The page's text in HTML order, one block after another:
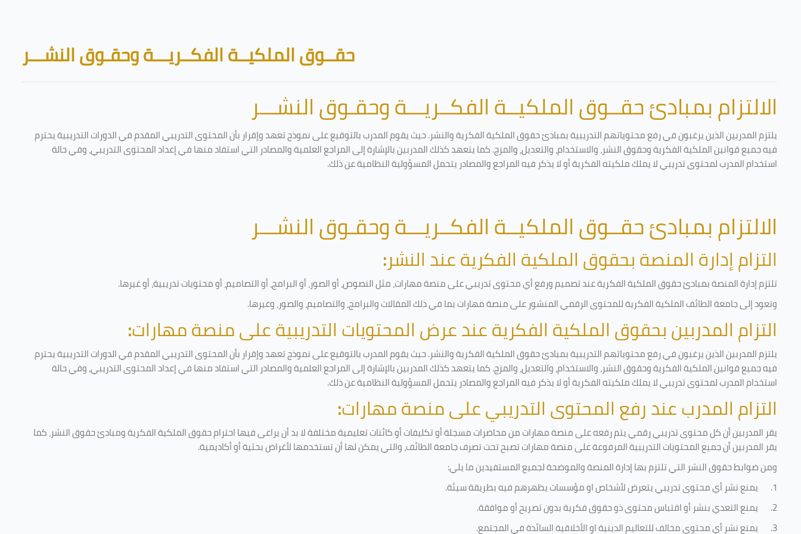
Blocks
حقــوق الملكيــة الفكــريـــة وحقـوق النشـــر
الالتزام بمبادئ حقــوق الملكيــة الفكــريـــة وحقـوق النشـــر
يلتزم المدربين الذين يرغبون في رفع محتوياتهم التدريبية بمبادئ حقوق الملكية الفكرية والنشر. حيث يقوم المدرب بالتوقيع على نموذج تعهد وإقرار بأن المحتوى التدريبي المقدم في الدورات التدريبية يحترم
فيه جميع قوانين الملكية الفكرية وحقوق النشر، والاستخدام، والتعديل، والمزج. كما يتعهد كذلك المدربين بالإشارة إلى المراجع العلمية والمصادر التي استفاد منها في إعداد المحتوى التدريبي، وفي حالة
استخدام المدرب لمحتوى تدريبي لا يملك ملكيته الفكرية أو لا يذكر فيه المراجع والمصادر يتحمل المسؤولية النظامية عن ذلك.
الالتزام بمبادئ حقــوق الملكيــة الفكــريـــة وحقـوق النشـــر
التزام إدارة المنصة بحقوق الملكية الفكرية عند النشر:
تلتزم إدارة المنصة بمبادئ حقوق الملكية الفكرية عند تصميم ورفع أي محتوى تدريبي على منصة مهارات، مثل النصوص، أو الصور، أو البرامج، أو التصاميم، أو محتويات تدريبية، أو غيرها.
وتعود إلى جامعة الطائف الملكية الفكرية للمحتوى الرقمي المنشور على منصة مهارات بما في ذلك المقالات والبرامج، والتصاميم، والصور، وغيرها.
التزام المدربين بحقوق الملكية الفكرية عند عرض المحتويات التدريبية على منصة مهارات:
يلتزم المدربين الذين يرغبون في رفع محتوياتهم التدريبية بمبادئ حقوق الملكية الفكرية والنشر. حيث يقوم المدرب بالتوقيع على نموذج تعهد وإقرار بأن المحتوى التدريبي المقدم في الدورات التدريبية يحترم
فيه جميع قوانين الملكية الفكرية وحقوق النشر، والاستخدام، والتعديل، والمزج. كما يتعهد كذلك المدربين بالإشارة إلى المراجع العلمية والمصادر التي استفاد منها في إعداد المحتوى التدريبي، وفي حالة
استخدام المدرب لمحتوى تدريبي لا يملك ملكيته الفكرية أو لا يذكر فيه المراجع والمصادر يتحمل المسؤولية النظامية عن ذلك.
التزام المدرب عند رفع المحتوى التدريبي على منصة مهارات:
يقر المدربين أن كل محتوى تدريبي رقمي يتم رفعه على منصة مهارات من محاضرات مسجلة أو تكليفات أو كائنات تعليمية مختلفة لا بد أن يراعى فيها احترام حقوق الملكية الفكرية ومبادئ حقوق النشر، كما
يقر المدربين أن جميع المحتويات التدريبية المرفوعة على منصة مهارات تصبح تحت تصرف جامعة الطائف، والتي يمكن لها أن تستخدمها لأغراض بحثية أو أكاديمية.
ومن ضوابط حقوق النشر التي تلتزم بها إدارة المنصة والموضحة لجميع المستفيدين ما يلي:
1.
يمنع نشر أي محتوى تدريبي يتعرض لأشخاص او مؤسسات يظهرهم فيه بطريقة سيئة.
2.
يمنع التعدي بنشر أو اقتباس محتوى ذو حقوق فكرية بدون تصريح أو موافقة.
3.
يمنع نشر أي محتوى مخالف للتعاليم الدينية او الأخلاقية السائدة في المجتمع.